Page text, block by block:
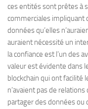
ces entités sont prêtes à
commerciales impliquant
données qu’elles
auraient nécessité un
la confiance est l’un des
valeur est évidente dans
blockchain qui ont facilité
n’avaient pas de
partager des données ou